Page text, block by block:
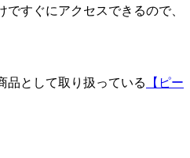
すぐにアクセスできるので、
品として取り扱っている
【ピー